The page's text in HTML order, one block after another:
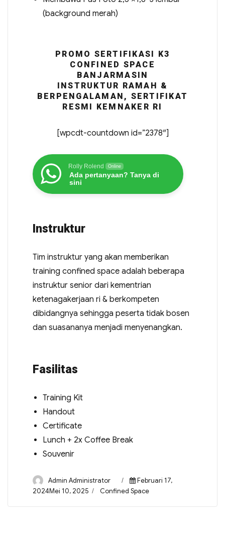
(background merah)
PROMO SERTIFIKASI K3
CONFINED SPACE
BANJARMASIN
INSTRUKTUR RAMAH &
BERPENGALAMAN, SERTIFIKAT
RESMI KEMNAKER RI
[wpcdt-countdown id=”2378″]
Rolly Rolend Online
Ada pertanyaan? Tanya di
sini
Instruktur
Tim instruktur yang akan memberikan
training confined space adalah beberapa
instruktur senior dari kementrian
ketenagakerjaan ri & berkompeten
dibidangnya sehingga peserta tidak bosen
dan suasananya menjadi menyenangkan.
Fasilitas
Training Kit
Handout
Certificate
Lunch + 2x Coffee Break
Souvenir
Admin Administrator
Februari 17,
2024Mei 10, 2025
Confined Space